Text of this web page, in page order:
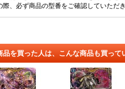
際、必ず商品の型番をご確認していただ
品を買った人は、こんな商品も買って